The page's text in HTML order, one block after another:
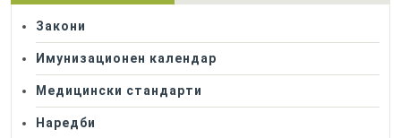
Закони
Имунизационен календар
Медицински стандарти
Наредби